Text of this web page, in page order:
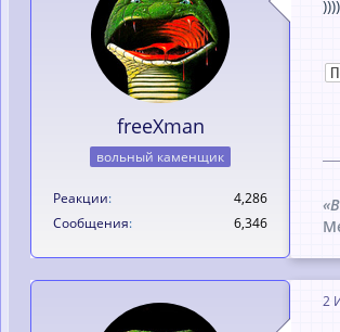
freeXman
вольный каменщик
Реакции
4,286
Сообщения
6,346
2